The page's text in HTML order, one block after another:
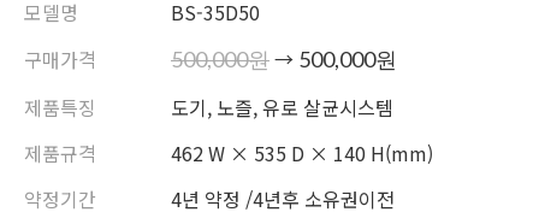
모델명
BS-35D50
구매가격
500,000원→ 500,000원
제품특징
도기, 노즐, 유로 살균시스템
제품규격
462 W × 535 D × 140 H(mm)
약정기간
4년 약정 /4년후 소유권이전